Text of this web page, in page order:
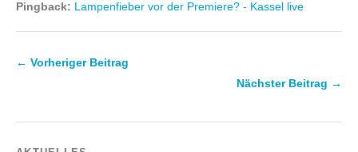
Pingback: Lampenfieber vor der Premiere? - Kassel live
← Vorheriger Beitrag
Nächster Beitrag →